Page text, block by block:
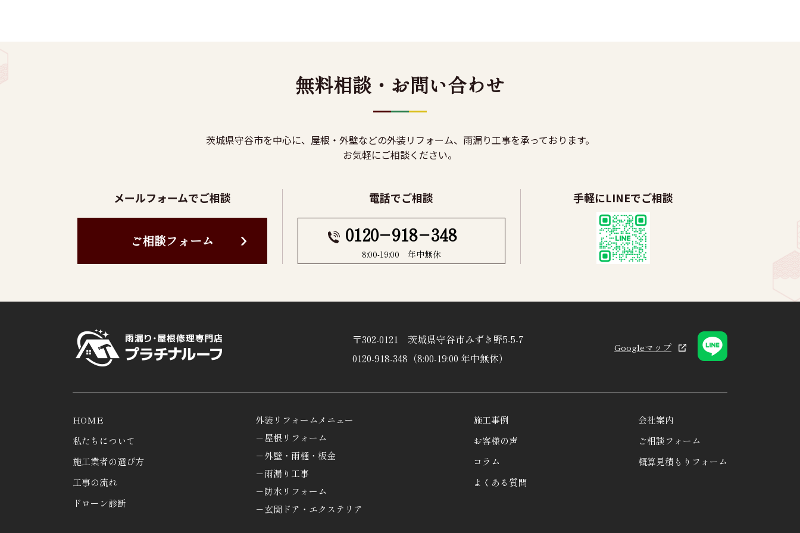
無料相談・お問い合わせ
茨城県守谷市を中心に、屋根・外壁などの外装リフォーム、雨漏り工事を承っております。
お気軽にご相談ください。
メールフォームでご相談
ご相談フォーム
電話でご相談
0120−918−348
8:00-19:00 年中無休
手軽にLINEでご相談
〒302-0121 茨城県守谷市みずき野5-5-7
0120-918-348（8:00-19:00 年中無休）
Googleマップ
HOME
私たちについて
施工業者の選び方
工事の流れ
ドローン診断
外装リフォームメニュー
－屋根リフォーム
－外壁・雨樋・板金
－雨漏り工事
－防水リフォーム
－玄関ドア・エクステリア
施工事例
お客様の声
コラム
よくある質問
会社案内
ご相談フォーム
概算見積もりフォーム